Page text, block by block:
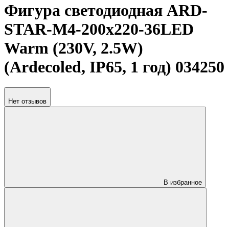
Фигура светодиодная ARD-
STAR-M4-200x220-36LED
Warm (230V, 2.5W)
(Ardecoled, IP65, 1 год) 034250
Нет отзывов
В избранное